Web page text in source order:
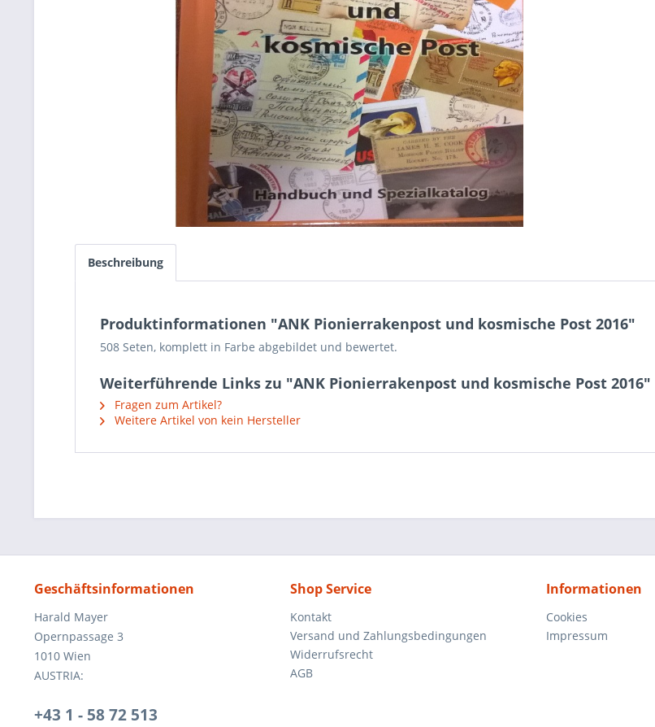
Beschreibung
Produktinformationen "ANK Pionierrakenpost und kosmische Post 2016"
508 Seten, komplett in Farbe abgebildet und bewertet.
Weiterführende Links zu "ANK Pionierrakenpost und kosmische Post 2016"
Fragen zum Artikel?
Weitere Artikel von kein Hersteller
Geschäftsinformationen
Harald Mayer
Opernpassage 3
1010 Wien
AUSTRIA:
+43 1 - 58 72 513
Shop Service
Kontakt
Versand und Zahlungsbedingungen
Widerrufsrecht
AGB
Informationen
Cookies
Impressum